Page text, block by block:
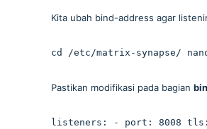
Kita ubah bind-address agar
cd /etc/matrix-synapse/
Pastikan modifikasi pada bagian
listeners: - port: 8008